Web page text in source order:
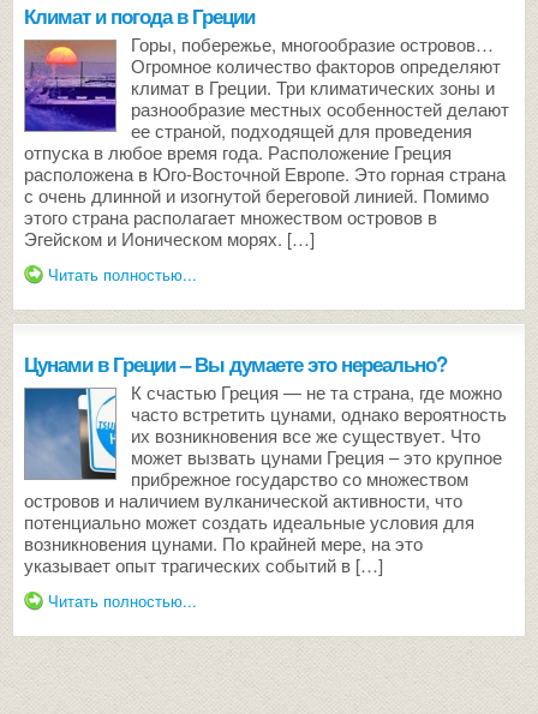
Климат и погода в Греции
Горы, побережье, многообразие островов…
Огромное количество факторов определяют
климат в Греции. Три климатических зоны и
разнообразие местных особенностей делают
ее страной, подходящей для проведения
отпуска в любое время года. Расположение Греция
расположена в Юго-Восточной Европе. Это горная страна
с очень длинной и изогнутой береговой линией. Помимо
этого страна располагает множеством островов в
Эгейском и Ионическом морях. […]
Читать полностью...
Цунами в Греции – Вы думаете это нереально?
К счастью Греция — не та страна, где можно
часто встретить цунами, однако вероятность
их возникновения все же существует. Что
может вызвать цунами Греция – это крупное
прибрежное государство со множеством
островов и наличием вулканической активности, что
потенциально может создать идеальные условия для
возникновения цунами. По крайней мере, на это
указывает опыт трагических событий в […]
Читать полностью...